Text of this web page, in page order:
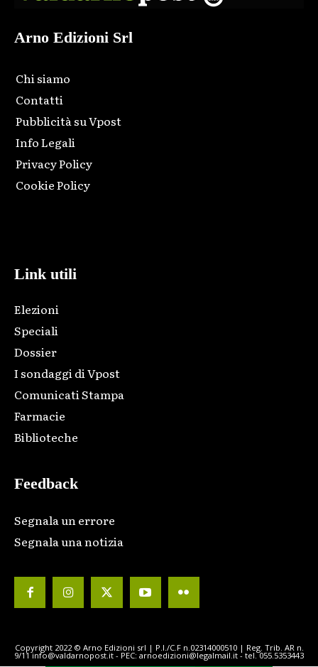
Arno Edizioni Srl
Chi siamo
Contatti
Pubblicità su Vpost
Info Legali
Privacy Policy
Cookie Policy
Link utili
Elezioni
Speciali
Dossier
I sondaggi di Vpost
Comunicati Stampa
Farmacie
Biblioteche
Feedback
Segnala un errore
Segnala una notizia
Copyright 2022 © Arno Edizioni srl | P.I./C.F n.02314000510 | Reg. Trib. AR n.
9/11 info@valdarnopost.it - PEC: arnoedizioni@legalmail.it - tel. 055.5353443